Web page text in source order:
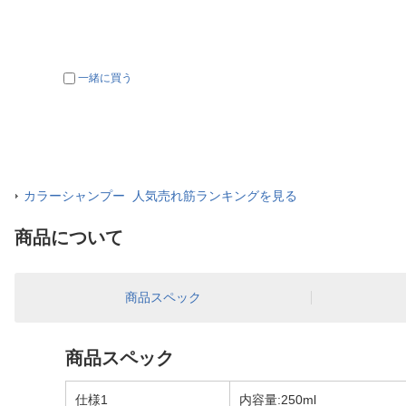
一緒に買う
カラーシャンプー 人気売れ筋ランキングを見る
商品について
商品スペック
商品スペック
仕様1 内容量:250ml